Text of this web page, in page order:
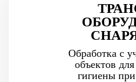
Обработка с
объектов
гигиены